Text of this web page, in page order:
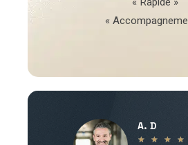
«
A. D
★ ★ ★ ★